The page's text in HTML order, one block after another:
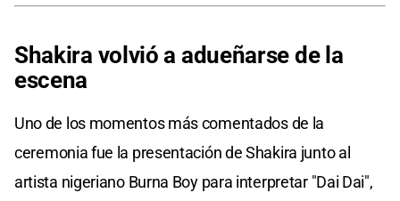
Shakira volvió a adueñarse de la
escena
Uno de los momentos más comentados de la
ceremonia fue la presentación de Shakira junto al
artista nigeriano Burna Boy para interpretar "Dai Dai",